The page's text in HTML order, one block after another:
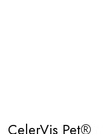
CelerVis Pet®